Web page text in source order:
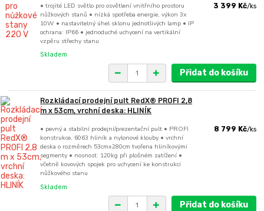
• trojité LED světlo pro osvětlení vnitřního prostoru
nůžkových stanů • nízká spotřeba energie, výkon 3x
10W • nastavitelný úhel sklonu jednotlivých lamp • IP
ochrana: IP66 • jednoduché uchycení na vertikální
vzpěru střechy stanu
3 399 Kč/ks
Skladem
Přidat do košíku
Rozkládací prodejní pult RedX® PROFI 2,8
m x 53cm, vrchní deska: HLINÍK
• pevný a stabilní prodejní/prezentační pult • PROFI
konstrukce, 6063 hliník a nylonové klouby • vrchní
deska o rozměrech 53cmx280cm tvořena hliníkovými
segmenty • nosnost: 120kg při plošném zatížení •
včetně kovových spojek pro uchycení ke konstrukci
nůžkového stanu
8 799 Kč/ks
Skladem
Přidat do košíku